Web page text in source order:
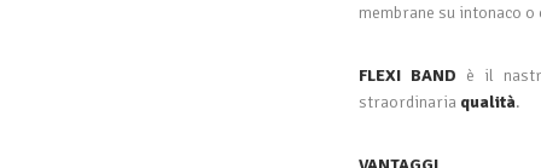
membrane su intonaco
FLEXI BAND è il
straordinaria qualità.